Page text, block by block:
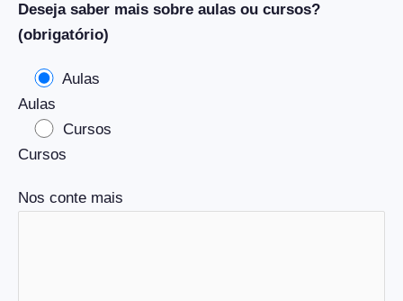
Deseja saber mais sobre aulas ou cursos?
(obrigatório)
Aulas
Aulas
Cursos
Cursos
Nos conte mais